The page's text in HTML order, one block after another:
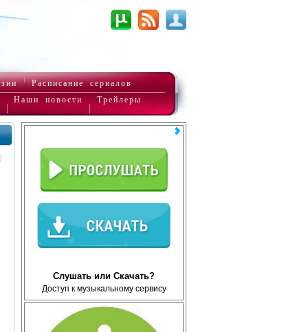
Расписание сериалов
Наши новости Трейлеры
Слушать или Скачать?
Доступ к музыкальному сервису